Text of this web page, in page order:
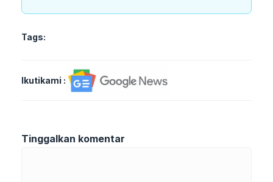
Tags:
Ikutikami :
Tinggalkan komentar